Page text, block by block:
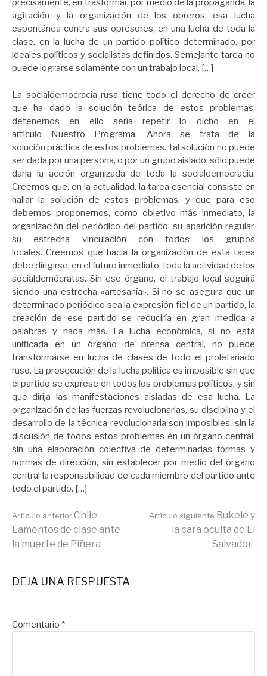
precisamente, en trasformar, por medio de la propaganda, la
agitación y la organización de los obreros, esa lucha
espontánea contra sus opresores, en una lucha de toda la
clase, en la lucha de un partido político determinado, por
ideales políticos y socialistas definidos. Semejante tarea no
puede lograrse solamente con un trabajo local. […]
La socialdemocracia rusa tiene todo el derecho de creer
que ha dado la solución teórica de estos problemas;
detenernos en ello sería repetir lo dicho en el
artículo Nuestro Programa. Ahora se trata de la
solución práctica de estos problemas. Tal solución no puede
ser dada por una persona, o por un grupo aislado; sólo puede
darla la acción organizada de toda la socialdemocracia.
Creemos que, en la actualidad, la tarea esencial consiste en
hallar la solución de estos problemas, y que para eso
debemos proponernos, como objetivo más inmediato, la
organización del periódico del partido, su aparición regular,
su estrecha vinculación con todos los grupos
locales. Creemos que hacia la organización de esta tarea
debe dirigirse, en el futuro inmediato, toda la actividad de los
socialdemócratas. Sin ese órgano, el trabajo local seguirá
siendo una estrecha «artesanía». Si no se asegura que un
determinado periódico sea la expresión fiel de un partido, la
creación de ese partido se reduciría en gran medida a
palabras y nada más. La lucha económica, si no está
unificada en un órgano de prensa central, no puede
transformarse en lucha de clases de todo el proletariado
ruso. La prosecución de la lucha política es imposible sin que
el partido se exprese en todos los problemas políticos, y sin
que dirija las manifestaciones aisladas de esa lucha. La
organización de las fuerzas revolucionarias, su disciplina y el
desarrollo de la técnica revolucionaria son imposibles, sin la
discusión de todos estos problemas en un órgano central,
sin una elaboración colectiva de determinadas formas y
normas de dirección, sin establecer por medio del órgano
central la responsabilidad de cada miembro del partido ante
todo el partido. […]
Seguir
Artículo anteriorChile:
Lamentos de clase ante
la muerte de Piñera
Artículo siguiente Bukele y
la cara oculta de El
Salvador
DEJA UNA RESPUESTA
Comentario *